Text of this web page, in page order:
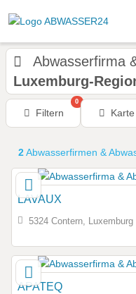
Abwasserfirma
Luxemburg-
Filtern
0
Karte
2Abwasserfirmen &
LAVAUX
5324 Contern, Luxemburg
APATEQ